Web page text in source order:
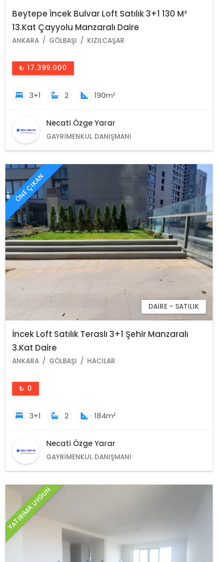
Beytepe İncek Bulvar Loft Satılık 3+1 130 M²
13.Kat Çayyolu Manzaralı Daire
ANKARA GÖLBAŞI KIZILCAŞAR
₺ 17.399.000
3+1 2 190m²
Necati Özge Yarar
GAYRIMENKUL DANIŞMANI
ÖNE ÇIKAN
DAIRE - SATILIK
İncek Loft Satılık Teraslı 3+1 Şehir Manzaralı
3.Kat Daire
ANKARA GÖLBAŞI HACILAR
₺ 0
3+1 2 184m²
Necati Özge Yarar
GAYRIMENKUL DANIŞMANI
YATIRIMA UYGUN